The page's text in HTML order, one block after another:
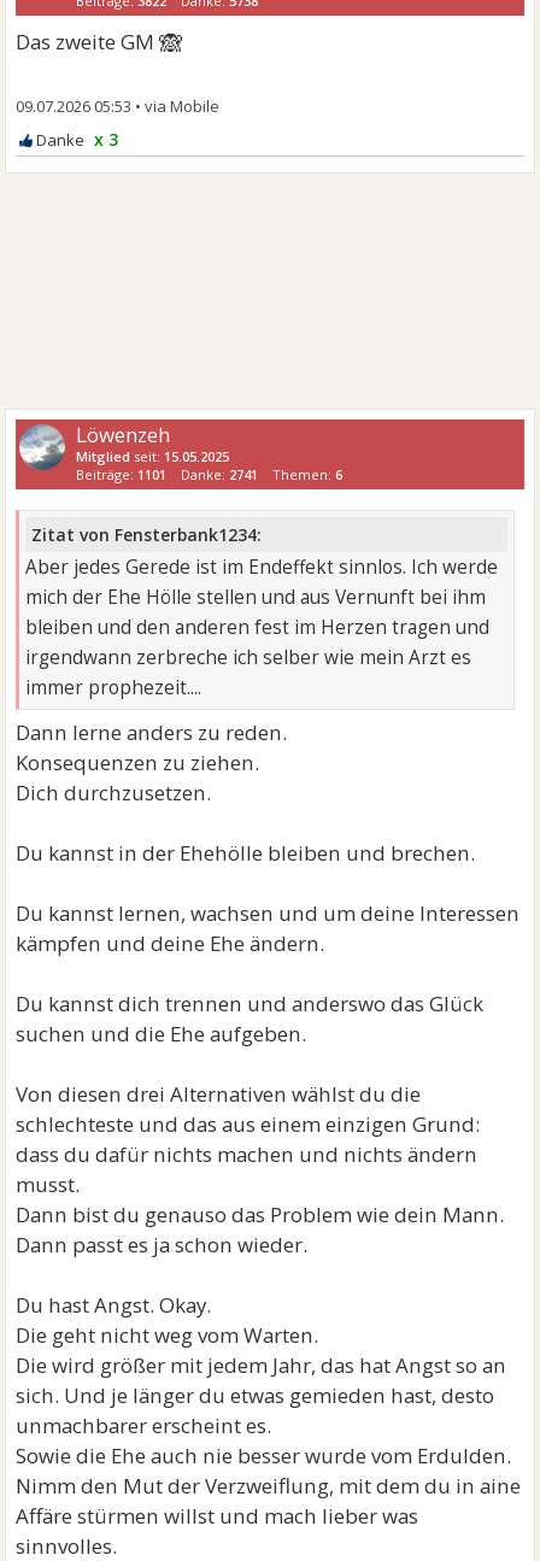
Das zweite GM🙈
09.07.2026 05:53 •
x 3
Löwenzeh
Mitglied seit: 15.05.2025
Beiträge: 1101 Danke: 2741 Themen:6
Zitat von Fensterbank1234:
Aber jedes Gerede ist im Endeffekt sinnlos. Ich werde
mich der Ehe Hölle stellen und aus Vernunft bei ihm
bleiben und den anderen fest im Herzen tragen und
irgendwann zerbreche ich selber wie mein Arzt es
immer prophezeit....
Dann lerne anders zu reden.
Konsequenzen zu ziehen.
Dich durchzusetzen.
Du kannst in der Ehehölle bleiben und brechen.
Du kannst lernen, wachsen und um deine Interessen
kämpfen und deine Ehe ändern.
Du kannst dich trennen und anderswo das Glück
suchen und die Ehe aufgeben.
Von diesen drei Alternativen wählst du die
schlechteste und das aus einem einzigen Grund:
dass du dafür nichts machen und nichts ändern
musst.
Dann bist du genauso das Problem wie dein Mann.
Dann passt es ja schon wieder.
Du hast Angst. Okay.
Die geht nicht weg vom Warten.
Die wird größer mit jedem Jahr, das hat Angst so an
sich. Und je länger du etwas gemieden hast, desto
unmachbarer erscheint es.
Sowie die Ehe auch nie besser wurde vom Erdulden.
Nimm den Mut der Verzweiflung, mit dem du in aine
Affäre stürmen willst und mach lieber was
sinnvolles.